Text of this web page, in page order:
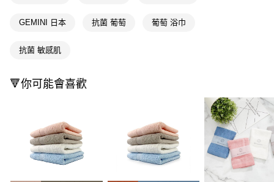
１．於結帳方式選擇「AFTEE先享後付」後，將跳轉至「AFTEE先享後付」
３．收到繳費通知簡訊後14天內，點擊此簡訊中的連結，可透過四大超商／
※ 請注意：結帳手續完成當下不需立刻繳費，但若您需要取消訂單，請聯絡
購買商品的店家。未經商家同意取消之訂單仍視為有效，需透過AFTEE先享
※ 交易是否成功請以「AFTEE先享後付 」之結帳頁面顯示為準，若有關於
是否繳費成功／繳費後需取消欲退款等相關疑問，請聯繫「AFTEE先享後付
客戶支援中心」https://netprotections.freshdesk.com/support/home
【注意事項】
１．透過由恩沛科技股份有限公司提供之「AFTEE先享後付」服務完成之交
易，需依本服務之必要範圍內提供個人資料，並將交易相關給付款項請求債
每筆NT$65，滿NT$390(含以上)免運費
每筆NT$65，滿NT$490(含以上)免運費
每筆NT$65，滿NT$490(含以上)免運費
7-11取貨付款
每筆NT$65，滿NT$490(含以上)免運費
GEMINI 日本 抗菌 葡萄 葡萄 浴巾
抗菌 敏感肌
🔻你可能會喜歡